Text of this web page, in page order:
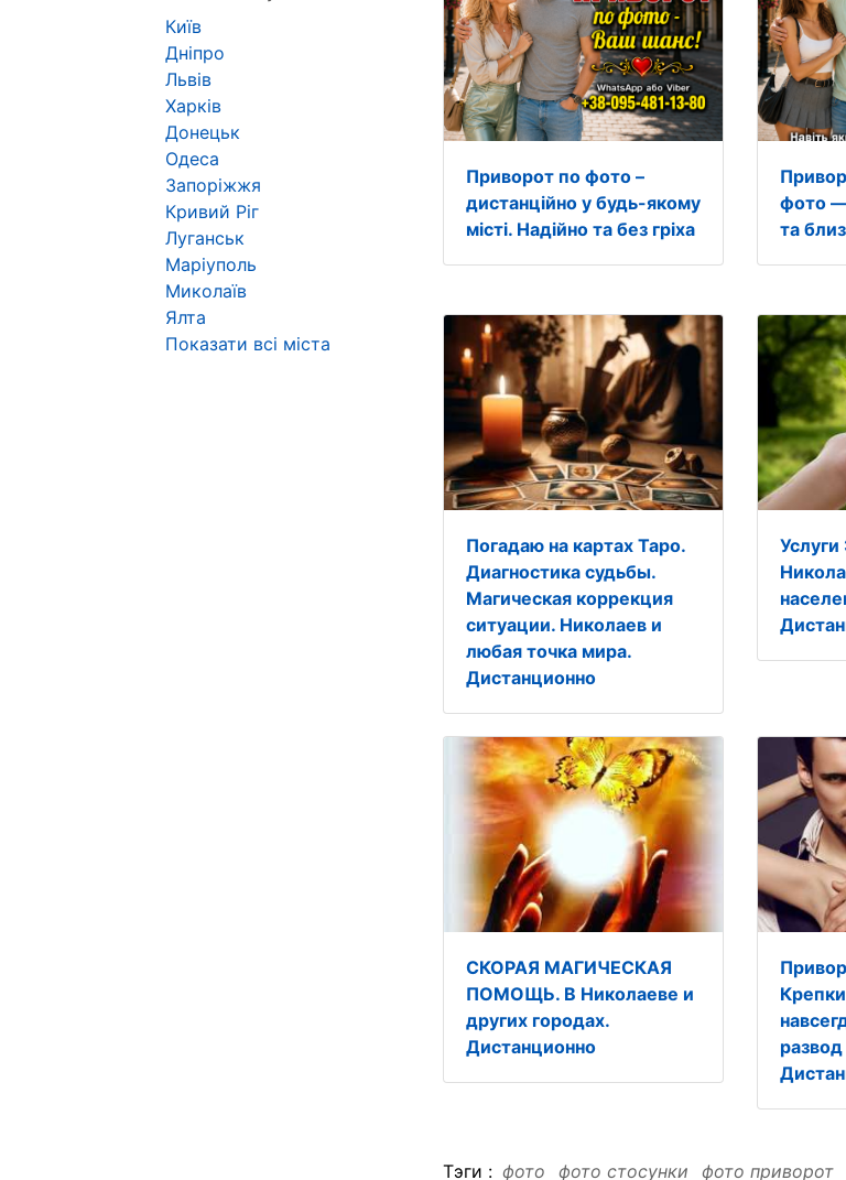
Приворот по фото –
дистанційно у будь-якому
місті. Надійно та без гріха
фото —
та
Погадаю на картах Таро.
Диагностика судьбы.
Магическая коррекция
ситуации. Николаев и
любая точка мира.
Дистанционно
СКОРАЯ МАГИЧЕСКАЯ
ПОМОЩЬ. В Николаеве и
других городах.
Дистанционно
Тэги : фото фото стосунки фото приворот
Київ
Дніпро
Львів
Харків
Донецьк
Одеса
Запоріжжя
Кривий Ріг
Луганськ
Маріуполь
Миколаїв
Ялта
Показати всі міста